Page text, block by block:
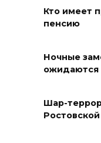
В
Кто имеет
пенсию
Ночные
ожидаются
Шар-